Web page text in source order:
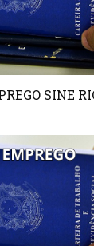
SINE